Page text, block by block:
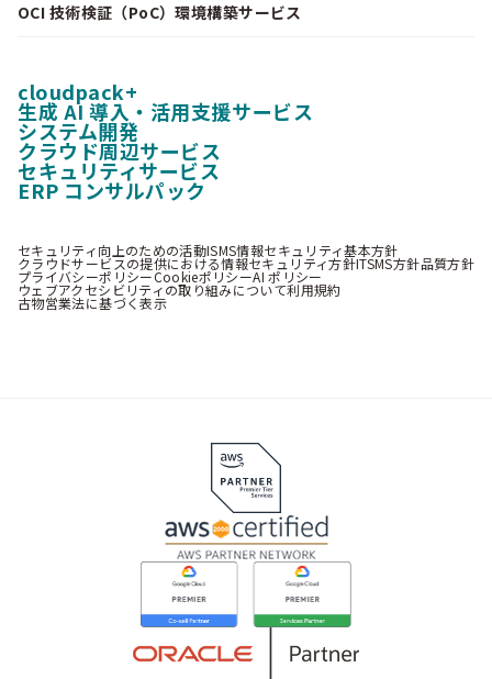
OCI 技術検証（PoC）環境構築サービス
cloudpack+
生成 AI 導入・活用支援サービス
システム開発
クラウド周辺サービス
セキュリティサービス
ERP コンサルパック
セキュリティ向上のための活動ISMS情報セキュリティ基本方針
クラウドサービスの提供における情報セキュリティ方針ITSMS方針品質方針
プライバシーポリシーCookieポリシーAI ポリシー
ウェブアクセシビリティの取り組みについて利用規約
古物営業法に基づく表示